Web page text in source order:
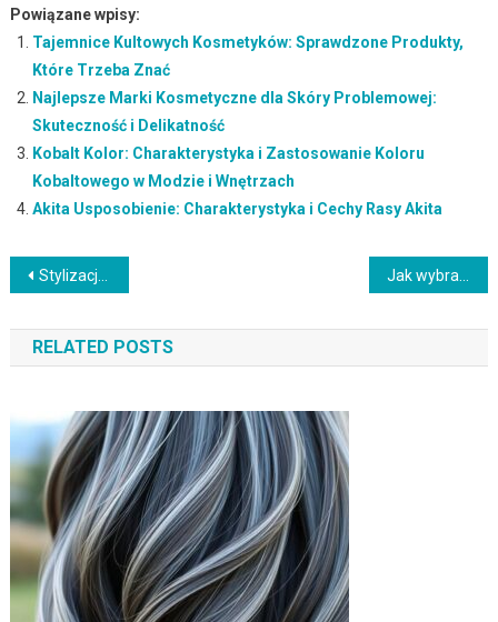
Powiązane wpisy:
Tajemnice Kultowych Kosmetyków: Sprawdzone Produkty,
Które Trzeba Znać
Najlepsze Marki Kosmetyczne dla Skóry Problemowej:
Skuteczność i Delikatność
Kobalt Kolor: Charakterystyka i Zastosowanie Koloru
Kobaltowego w Modzie i Wnętrzach
Akita Usposobienie: Charakterystyka i Cechy Rasy Akita
Nawigacja
wpisu
Stylizacje dla brunetek: modne kolory i eleganckie dodatki
RELATED POSTS